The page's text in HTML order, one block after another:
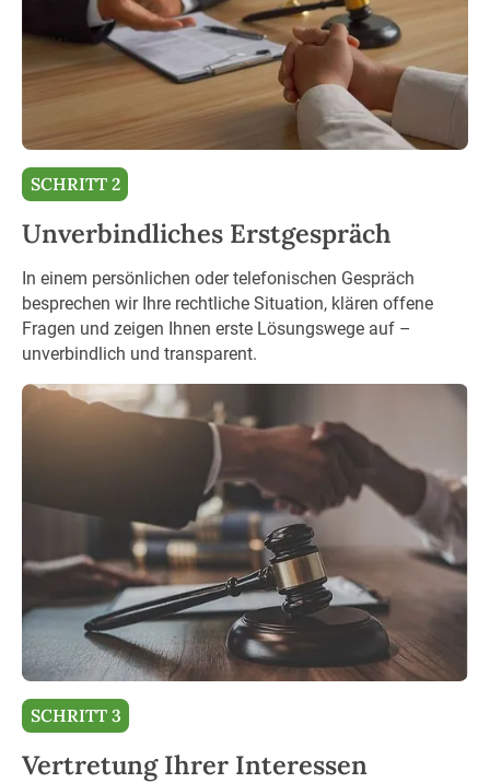
SCHRITT 2
Unverbindliches Erstgespräch
In einem persönlichen oder telefonischen Gespräch
besprechen wir Ihre rechtliche Situation, klären offene
Fragen und zeigen Ihnen erste Lösungswege auf –
unverbindlich und transparent.
SCHRITT 3
Vertretung Ihrer Interessen